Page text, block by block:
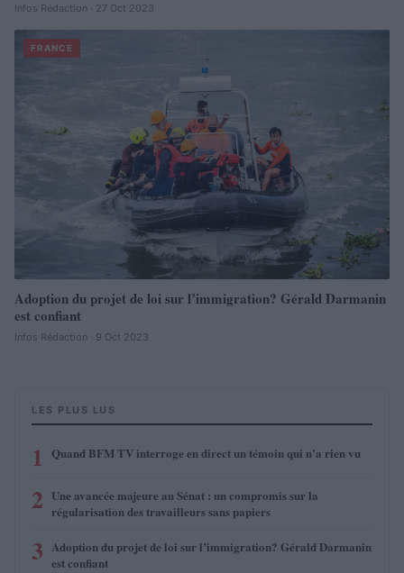
Infos Rédaction · 27 Oct 2023
FRANCE
Adoption du projet de loi sur l’immigration? Gérald Darmanin
est confiant
Infos Rédaction · 9 Oct 2023
LES PLUS LUS
1 Quand BFM TV interroge en direct un témoin qui n’a rien vu
2 Une avancée majeure au Sénat : un compromis sur la
régularisation des travailleurs sans papiers
3 Adoption du projet de loi sur l’immigration? Gérald Darmanin
est confiant